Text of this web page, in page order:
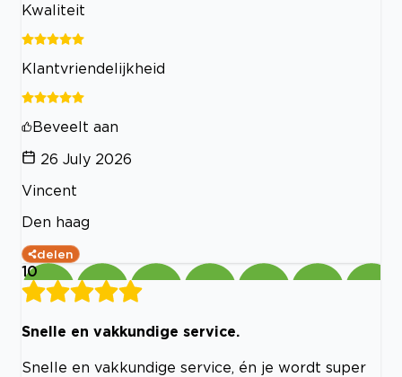
Kwaliteit
Klantvriendelijkheid
Beveelt aan
26 July 2026
Vincent
Den haag
delen
10
Snelle en vakkundige service.
Snelle en vakkundige service, én je wordt super